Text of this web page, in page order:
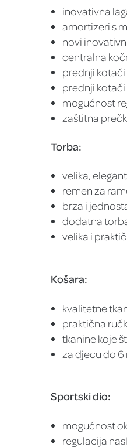
inovativna
amortizeri s
novi
centralna
prednji kotači
prednji kotači
mogućnost
zaštitna
Torba:
velika,
remen za
brza i
dodatna
velika i
Košara:
kvalitetne
praktična
tkanine koje
za djecu do 6
Sportski dio:
mogućnost
regulacija